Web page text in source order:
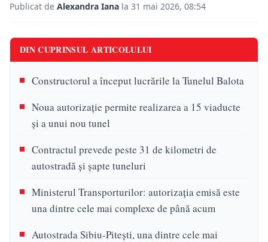
Publicat de Alexandra Iana la 31 mai 2026, 08:54
DIN CUPRINSUL ARTICOLULUI
Constructorul a început lucrările la Tunelul Balota
Noua autorizație permite realizarea a 15 viaducte
și a unui nou tunel
Contractul prevede peste 31 de kilometri de
autostradă și șapte tuneluri
Ministerul Transporturilor: autorizația emisă este
una dintre cele mai complexe de până acum
Autostrada Sibiu-Pitești, una dintre cele mai